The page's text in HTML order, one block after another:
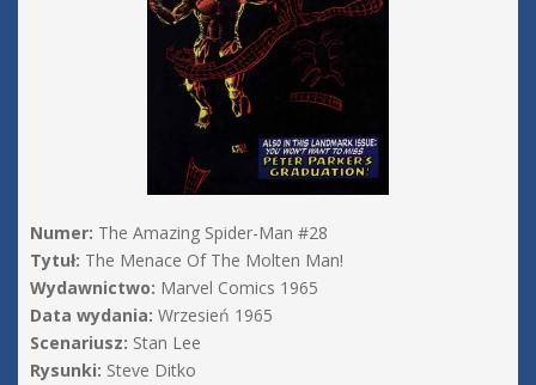
Numer: The Amazing Spider-Man #28
Tytuł: The Menace Of The Molten Man!
Wydawnictwo: Marvel Comics 1965
Data wydania: Wrzesień 1965
Scenariusz: Stan Lee
Rysunki: Steve Ditko